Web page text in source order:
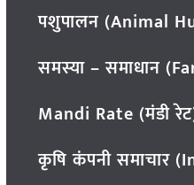
पशुपालन (Animal
समस्या – समाधान
Mandi Rate (मंडी
कृषि कंपनी समाचार